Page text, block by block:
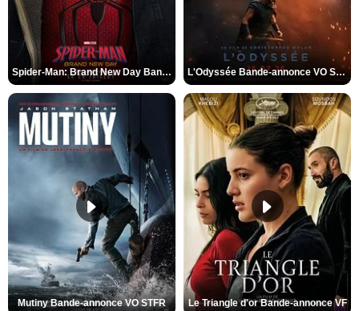
Spider-Man: Brand New Day Bande-annonce VO STFR L'Odyssée Bande-annonce VO STFR
Mutiny Bande-annonce VO STFR Le Triangle d'or Bande-annonce VF